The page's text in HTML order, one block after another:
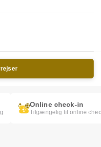
Online check-in
Tilgængelig til online